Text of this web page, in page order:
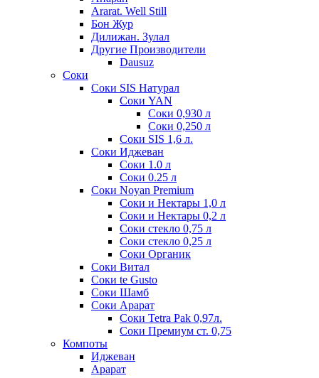
Ararat. Well Still
Бон Жур
Дилижан. Зулал
Другие Производители
Dausuz
Соки
Соки SIS Натурал
Соки YAN
Соки 0,930 л
Соки 0,250 л
Соки SIS 1,6 л.
Соки Иджеван
Соки 1.0 л
Соки 0.25 л
Соки Noyan Premium
Соки и Нектары 1,0 л
Соки и Нектары 0,2 л
Соки стекло 0,75 л
Соки стекло 0,25 л
Соки Органик
Соки Витал
Соки te Gusto
Соки Шамб
Соки Арарат
Соки Tetra Pak 0,97л.
Соки Премиум ст. 0,75
Компоты
Иджеван
Арарат